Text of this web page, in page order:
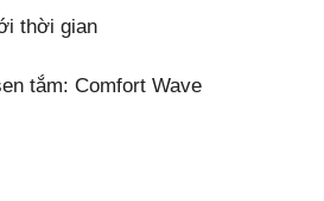
thời gian
tắm: Comfort Wave